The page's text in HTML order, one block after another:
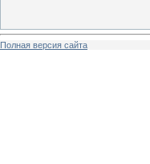
Полная версия сайта